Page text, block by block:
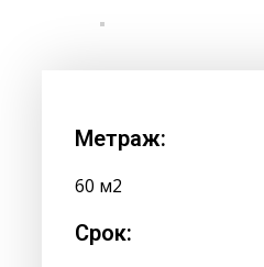
Метраж:
60 м2
Срок: